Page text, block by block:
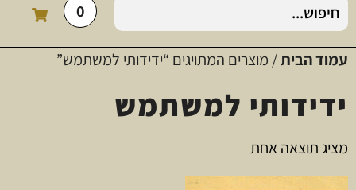
0
עמוד הבית/ מוצרים המתויגים “ידידותי למשתמש”
ידידותי למשתמש
מציג תוצאה אחת